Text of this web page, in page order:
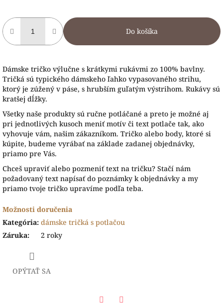
Do košíka
Dámske tričko výlučne s krátkymi rukávmi zo 100% bavlny.
Tričká sú typického dámskeho ľahko vypasovaného strihu,
ktorý je zúžený v páse, s hrubším guľatým výstrihom. Rukávy sú
kratšej dĺžky.
Všetky naše produkty sú ručne potláčané a preto je možné aj
pri jednotlivých kusoch meniť motív či text potlače tak, ako
vyhovuje vám, našim zákazníkom. Tričko alebo body, ktoré si
kúpite, budeme vyrábať na základe zadanej objednávky,
priamo pre Vás.
Chceš upraviť alebo pozmeniť text na tričku? Stačí nám
požadovaný text napísať do poznámky k objednávky a my
priamo tvoje tričko upravíme podľa teba.
Možnosti doručenia
Kategória: dámske tričká s potlačou
Záruka: 2 roky
OPÝTAŤ SA